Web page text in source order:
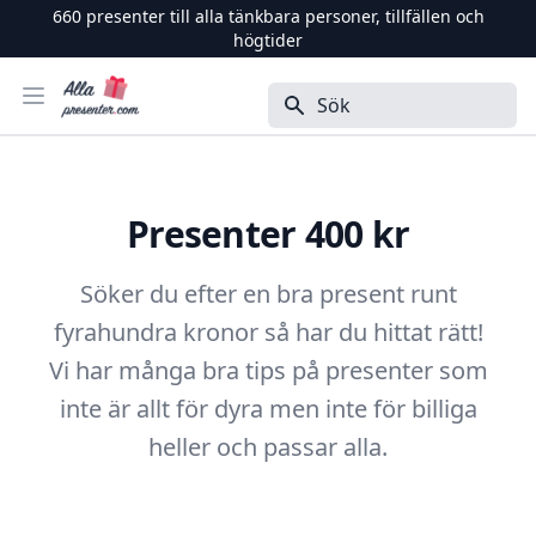
660presenter till alla tänkbara personer, tillfällen och
högtider
Öppna menyn
Alla Presenter Sök
Presenter 400 kr
Söker du efter en bra present runt
fyrahundra kronor så har du hittat rätt!
Vi har många bra tips på presenter som
inte är allt för dyra men inte för billiga
heller och passar alla.